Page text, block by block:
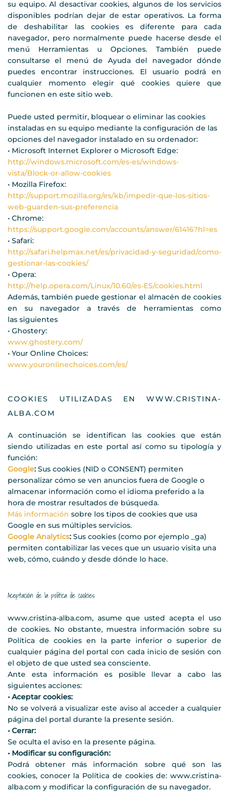
su equipo. Al desactivar cookies, algunos de los servicios
disponibles podrían dejar de estar operativos. La forma
de deshabilitar las cookies es diferente para cada
navegador, pero normalmente puede hacerse desde el
menú Herramientas u Opciones. También puede
consultarse el menú de Ayuda del navegador dónde
puedes encontrar instrucciones. El usuario podrá en
cualquier momento elegir qué cookies quiere que
funcionen en este sitio web.
Puede usted permitir, bloquear o eliminar las cookies
instaladas en su equipo mediante la configuración de las
opciones del navegador instalado en su ordenador:
• Microsoft Internet Explorer o Microsoft Edge:
http://windows.microsoft.com/es-es/windows-
vista/Block-or-allow-cookies
• Mozilla Firefox:
http://support.mozilla.org/es/kb/impedir-que-los-sitios-
web-guarden-sus-preferencia
• Chrome:
https://support.google.com/accounts/answer/61416?hl=es
• Safari:
http://safari.helpmax.net/es/privacidad-y-seguridad/como-
gestionar-las-cookies/
• Opera:
http://help.opera.com/Linux/10.60/es-ES/cookies.html
Además, también puede gestionar el almacén de cookies
en su navegador a través de herramientas como
las siguientes
• Ghostery:
www.ghostery.com/
• Your Online Choices:
www.youronlinechoices.com/es/
COOKIES UTILIZADAS EN WWW.CRISTINA-
ALBA.COM
A continuación se identifican las cookies que están
siendo utilizadas en este portal así como su tipología y
función:
Google: Sus cookies (NID o CONSENT) permiten
personalizar cómo se ven anuncios fuera de Google o
almacenar información como el idioma preferido a la
hora de mostrar resultados de búsqueda.
Más información sobre los tipos de cookies que usa
Google en sus múltiples servicios.
Google Analytics: Sus cookies (como por ejemplo _ga)
permiten contabilizar las veces que un usuario visita una
web, cómo, cuándo y desde dónde lo hace.
Aceptación de la política de cookies
www.cristina-alba.com, asume que usted acepta el uso
de cookies. No obstante, muestra información sobre su
Política de cookies en la parte inferior o superior de
cualquier página del portal con cada inicio de sesión con
el objeto de que usted sea consciente.
Ante esta información es posible llevar a cabo las
siguientes acciones:
• Aceptar cookies:
No se volverá a visualizar este aviso al acceder a cualquier
página del portal durante la presente sesión.
• Cerrar:
Se oculta el aviso en la presente página.
• Modificar su configuración:
Podrá obtener más información sobre qué son las
cookies, conocer la Política de cookies de: www.cristina-
alba.com y modificar la configuración de su navegador.